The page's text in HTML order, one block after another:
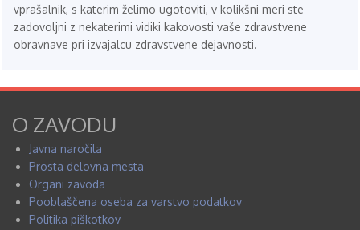
vprašalnik, s katerim želimo ugotoviti, v kolikšni meri ste
zadovoljni z nekaterimi vidiki kakovosti vaše zdravstvene
obravnave pri izvajalcu zdravstvene dejavnosti.
O ZAVODU
Javna naročila
Prosta delovna mesta
Organi zavoda
Pooblaščena oseba za varstvo podatkov
Politika piškotkov